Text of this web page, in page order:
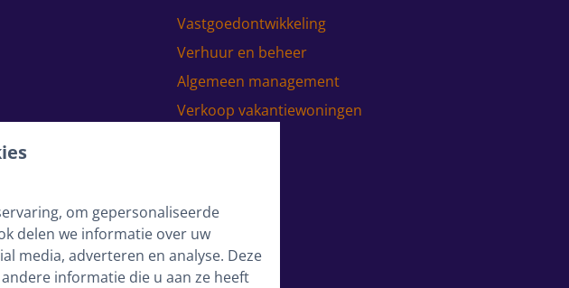
Vastgoedontwikkeling
Verhuur en beheer
Algemeen management
Verkoop vakantiewoningen
om gepersonaliseerde
delen we informatie over uw
media, adverteren en analyse. Deze
informatie die u aan ze heeft